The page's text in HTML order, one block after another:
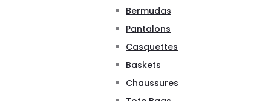
Bermudas
Pantalons
Casquettes
Baskets
Chaussures